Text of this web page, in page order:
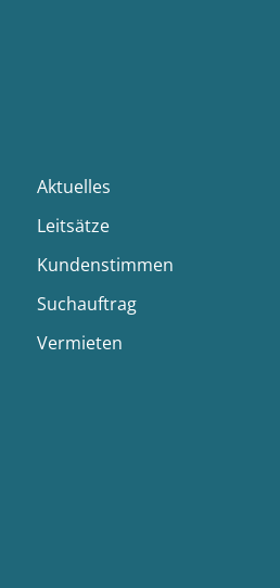
Aktuelles
Leitsätze
Kundenstimmen
Suchauftrag
Vermieten